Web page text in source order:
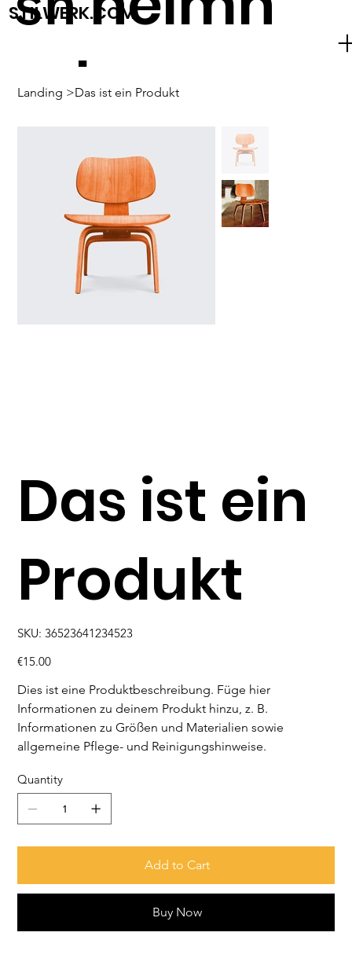
STILWERK.COM
ude
Landing >Das ist ein Produkt
Das ist ein
Produkt
SKU: SKU
36523641234523
36523641234523
Price
€15.00
Dies ist eine Produktbeschreibung. Füge hier
Informationen zu deinem Produkt hinzu, z. B.
Informationen zu Größen und Materialien sowie
allgemeine Pflege- und Reinigungshinweise.
Quantity
Add to Cart
Buy Now